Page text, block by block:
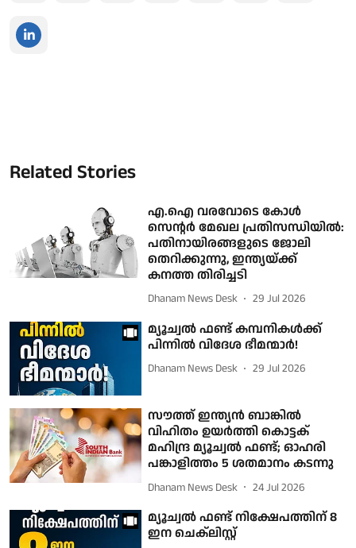
Related Stories
എ.ഐ വരവോടെ കോൾ
സെന്റർ മേഖല പ്രതിസന്ധിയിൽ:
പതിനായിരങ്ങളുടെ ജോലി
തെറിക്കുന്നു, ഇന്ത്യയ്ക്ക്
കനത്ത തിരിച്ചടി
Dhanam News Desk 29 Jul 2026
മ്യൂച്വല്‍ ഫണ്ട് കമ്പനികള്‍ക്ക്
പിന്നില്‍ വിദേശ ഭീമന്മാര്‍!
Dhanam News Desk 29 Jul 2026
സൗത്ത് ഇന്ത്യന്‍ ബാങ്കില്‍
വിഹിതം ഉയര്‍ത്തി കൊട്ടക്‌
മഹിന്ദ്ര മ്യൂച്വല്‍ ഫണ്ട്; ഓഹരി
പങ്കാളിത്തം 5 ശതമാനം കടന്നു
Dhanam News Desk 24 Jul 2026
മ്യൂച്വല്‍ ഫണ്ട് നിക്ഷേപത്തിന് 8
ഇന ചെക്‌ലിസ്റ്റ്